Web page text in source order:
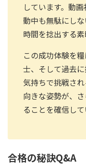
しています。動
動中も無駄にし
時間を捻出する素
この成功体験を
士、そして過去
気持ちで挑戦さ
向きな姿勢が、
ることを確信して
合格の秘訣Q&A